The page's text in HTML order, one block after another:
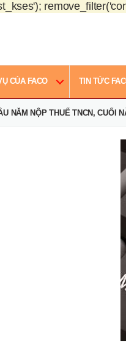
CỦA FACO TIN TỨC
NĂM NỘP THUẾ TNCN, CUỐI